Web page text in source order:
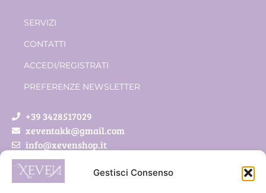
Gestisci Consenso
SERVIZI
CONTATTI
ACCEDI/REGISTRATI
PREFERENZE NEWSLETTER
+39 3428517029
xeventakk@gmail.com
info@xevenshop.it
Xeven di Pietrobon Simona